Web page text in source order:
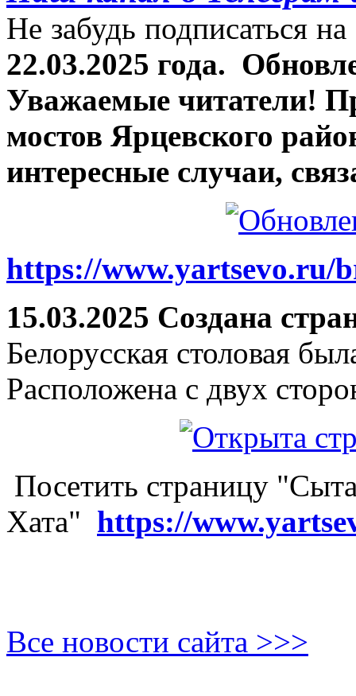
Не забудь подписаться
22.03.2025 года.
Уважаемые читатели!
мостов Ярцевского
интересные случаи,
https://www.yartsevo.ru/
15.03.2025 Создана
Белорусская столовая
Расположена с двух
Посетить страницу
Хата" https://
Все новости сайта >>>